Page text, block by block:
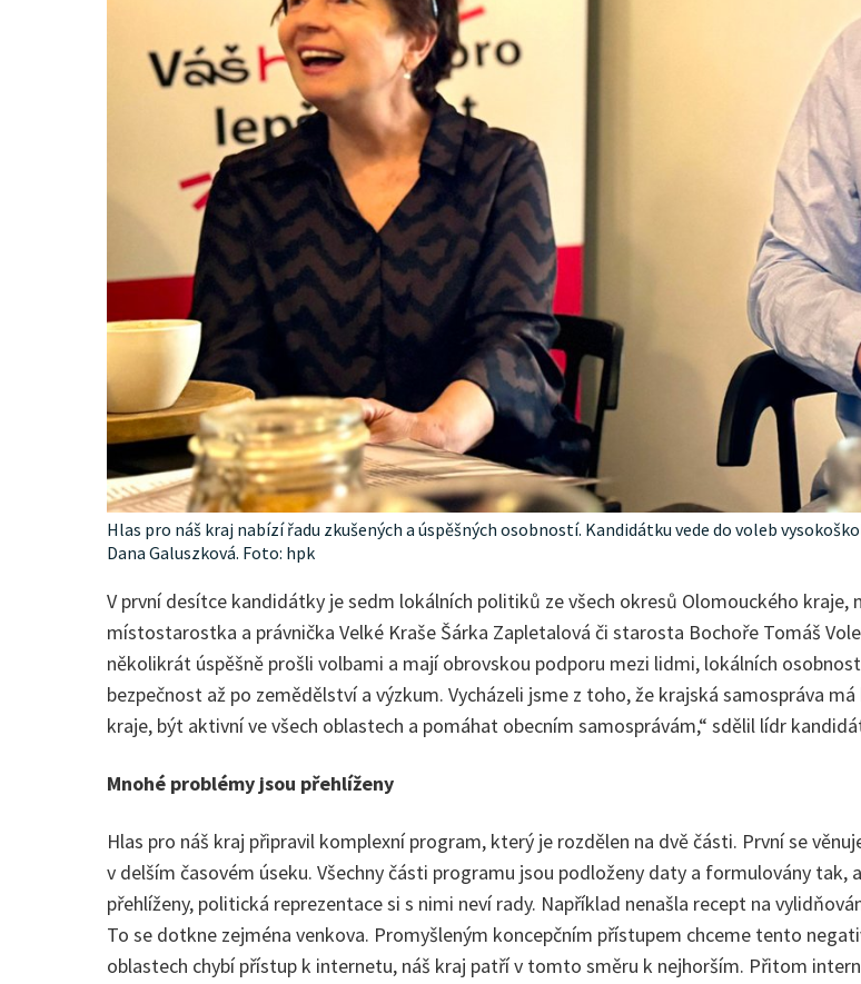
Hlas pro náš kraj nabízí řadu zkušených a úspěšných osobností. Kandidátku vede do voleb
Dana Galuszková. Foto: hpk
V první desítce kandidátky je sedm lokálních politiků ze všech okresů Olomouckého
místostarostka a právnička Velké Kraše Šárka Zapletalová či starosta Bochoře Tomáš
několikrát úspěšně prošli volbami a mají obrovskou podporu mezi lidmi, lokálních
bezpečnost až po zemědělství a výzkum. Vycházeli jsme z toho, že krajská samospráva
kraje, být aktivní ve všech oblastech a pomáhat obecním samosprávám,“ sdělil lídr
Mnohé problémy jsou přehlíženy
Hlas pro náš kraj připravil komplexní program, který je rozdělen na dvě části. První se
v delším časovém úseku. Všechny části programu jsou podloženy daty a formulovány tak,
přehlíženy, politická reprezentace si s nimi neví rady. Například nenašla recept na
To se dotkne zejména venkova. Promyšleným koncepčním přístupem chceme tento
oblastech chybí přístup k internetu, náš kraj patří v tomto směru k nejhorším. Přitom